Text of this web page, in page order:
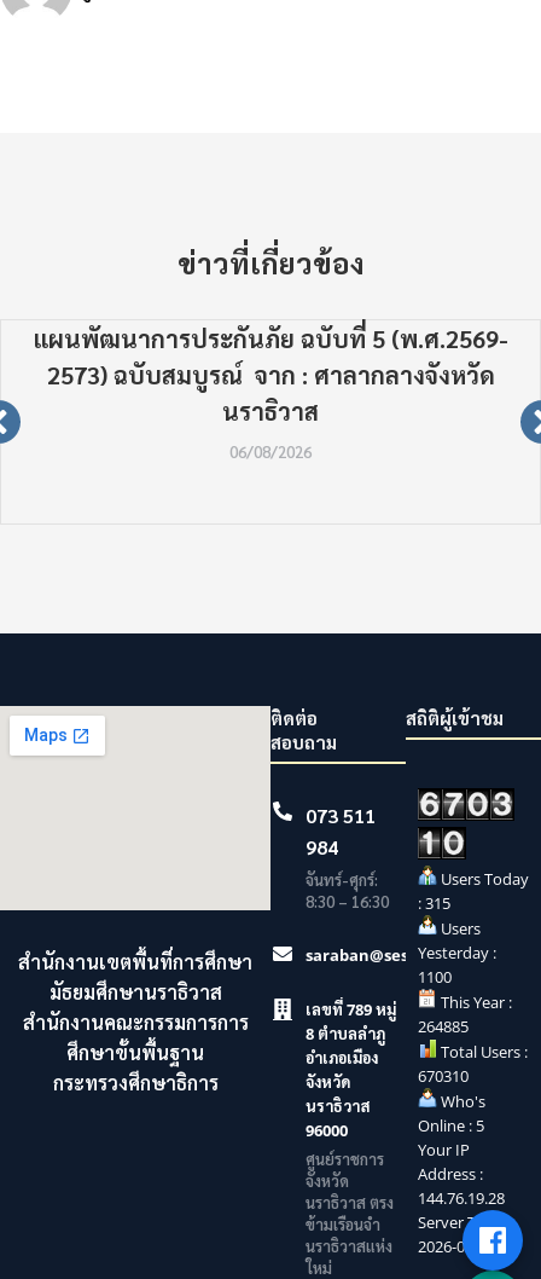
ข่าวที่เกี่ยวข้อง
แผนพัฒนาการประกันภัย ฉบับที่ 5 (พ.ศ.2569-
2573) ฉบับสมบูรณ์ จาก : ศาลากลางจังหวัด
นราธิวาส
06/08/2026
สำนักงานเขตพื้นที่การศึกษา
มัธยมศึกษานราธิวาส
สำนักงานคณะกรรมการการ
ศึกษาขั้นพื้นฐาน
กระทรวงศึกษาธิการ
ติดต่อ
สอบถาม
073 511
984
จันทร์-ศุกร์:
8:30 – 16:30
saraban@sesaonara.go.th
เลขที่ 789 หมู่
8 ตำบลลำภู
อำเภอเมือง
จังหวัด
นราธิวาส
96000
ศูนย์ราชการ
จังหวัด
นราธิวาส ตรง
ข้ามเรือนจำ
นราธิวาสแห่ง
ใหม่
สถิติผู้เข้าชม
Users Today
: 315
Users
Yesterday :
1100
This Year :
264885
Total Users :
670310
Who's
Online : 5
Your IP
Address :
144.76.19.28
Server Time :
2026-08-07